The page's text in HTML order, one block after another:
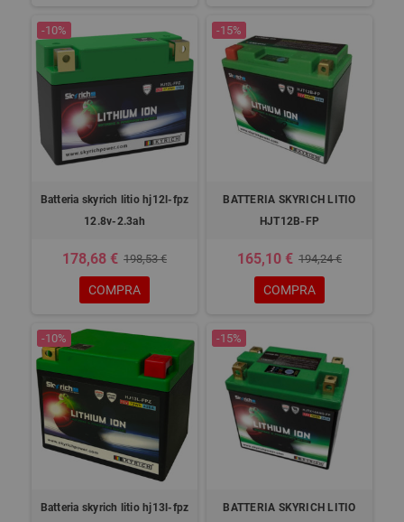
-10%
Batteria skyrich litio hj12l-fpz
12.8v-2.3ah
178,68 € 198,53 €
COMPRA
-15%
BATTERIA SKYRICH LITIO
HJT12B-FP
165,10 € 194,24 €
COMPRA
-10%
Batteria skyrich litio hj13l-fpz
-15%
BATTERIA SKYRICH LITIO